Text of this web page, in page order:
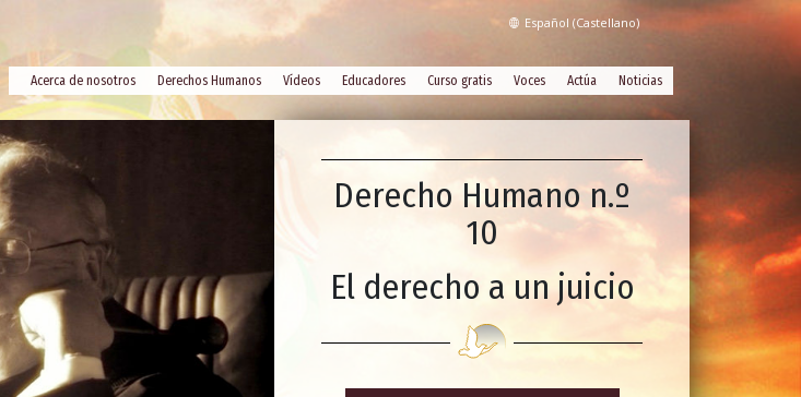
Español (Castellano)
Acerca de nosotros Derechos Humanos Vídeos Educadores Curso gratis Voces Actúa Noticias
Derecho Humano n.º
10
El derecho a un juicio